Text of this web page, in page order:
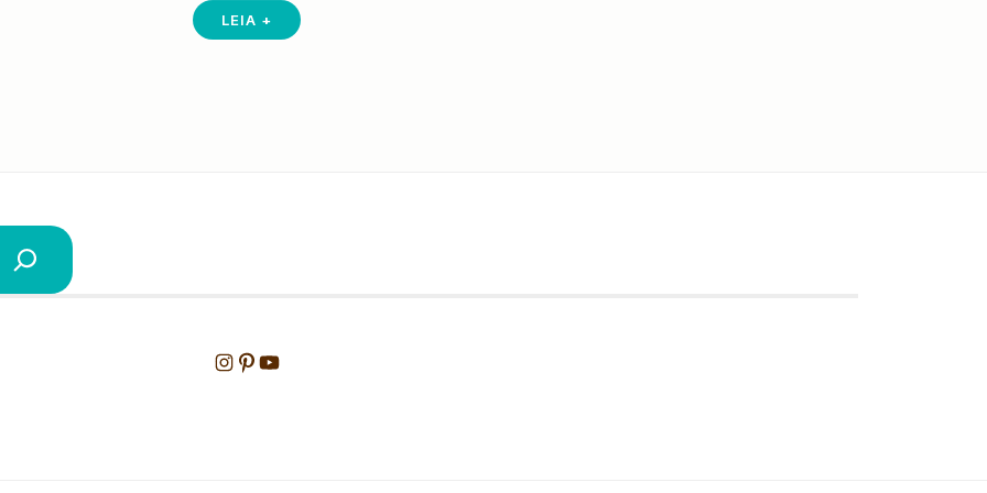
LEIA +
Instagram
Pinterest
Youtube